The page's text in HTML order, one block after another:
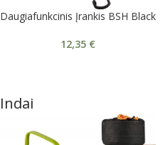
Daugiafunkcinis Įrankis BSH Black
12,35 €
Indai